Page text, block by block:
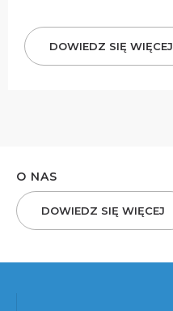
DOWIEDZ SIĘ WIĘCEJ
O NAS
DOWIEDZ SIĘ WIĘCEJ